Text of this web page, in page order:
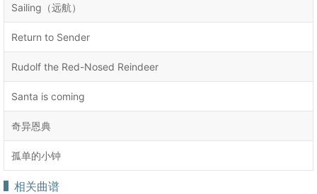
Sailing（远航）
Return to Sender
Rudolf the Red-Nosed Reindeer
Santa is coming
奇异恩典
孤单的小钟
相关曲谱